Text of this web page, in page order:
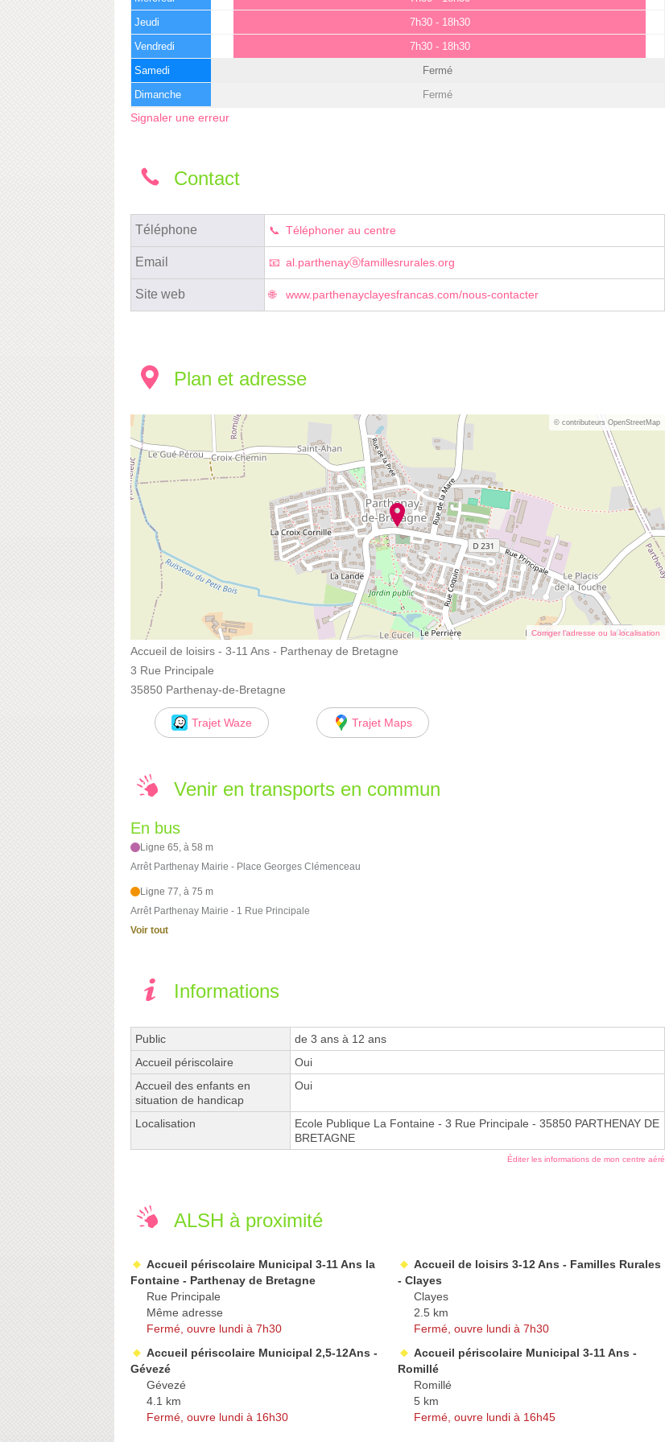
Jeudi 7h30 - 18h30
Vendredi 7h30 - 18h30
Samedi Fermé
Dimanche Fermé
Signaler une erreur
Contact
Téléphone Téléphoner au centre
Email al.parthenayⓐfamillesrurales.org
Site web www.parthenayclayesfrancas.com/nous-contacter
Plan et adresse
© contributeurs OpenStreetMap
Corriger l’adresse ou la localisation
Accueil de loisirs - 3-11 Ans - Parthenay de Bretagne
3 Rue Principale
35850 Parthenay-de-Bretagne
Trajet Waze Trajet Maps
Venir en transports en commun
En bus
Ligne 65, à 58 m
Arrêt Parthenay Mairie - Place Georges Clémenceau
Ligne 77, à 75 m
Arrêt Parthenay Mairie - 1 Rue Principale
Voir tout
Informations
Public
de 3 ans à 12 ans
Accueil périscolaire
Oui
Accueil des enfants en
situation de handicap
Oui
Localisation
Ecole Publique La Fontaine - 3 Rue Principale - 35850 PARTHENAY DE
BRETAGNE
Éditer les informations de mon centre aéré
ALSH à proximité
Accueil périscolaire Municipal 3-11 Ans la
Fontaine - Parthenay de Bretagne
Rue Principale
Même adresse
Fermé, ouvre lundi à 7h30
Accueil de loisirs 3-12 Ans - Familles Rurales
- Clayes
Clayes
2.5 km
Fermé, ouvre lundi à 7h30
Accueil périscolaire Municipal 2,5-12Ans -
Gévezé
Gévezé
4.1 km
Fermé, ouvre lundi à 16h30
Accueil périscolaire Municipal 3-11 Ans -
Romillé
Romillé
5 km
Fermé, ouvre lundi à 16h45